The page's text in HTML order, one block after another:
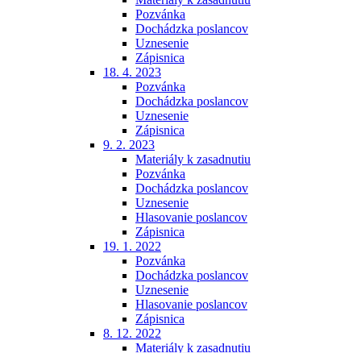
Pozvánka
Dochádzka poslancov
Uznesenie
Zápisnica
18. 4. 2023
Pozvánka
Dochádzka poslancov
Uznesenie
Zápisnica
9. 2. 2023
Materiály k zasadnutiu
Pozvánka
Dochádzka poslancov
Uznesenie
Hlasovanie poslancov
Zápisnica
19. 1. 2022
Pozvánka
Dochádzka poslancov
Uznesenie
Hlasovanie poslancov
Zápisnica
8. 12. 2022
Materiály k zasadnutiu